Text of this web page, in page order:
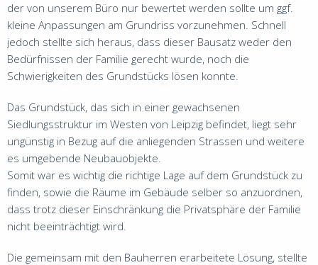
der von unserem Büro nur bewertet werden sollte um ggf.
kleine Anpassungen am Grundriss vorzunehmen. Schnell
jedoch stellte sich heraus, dass dieser Bausatz weder den
Bedürfnissen der Familie gerecht wurde, noch die
Schwierigkeiten des Grundstücks lösen konnte.
Das Grundstück, das sich in einer gewachsenen
Siedlungsstruktur im Westen von Leipzig befindet, liegt sehr
ungünstig in Bezug auf die anliegenden Strassen und weitere
es umgebende Neubauobjekte.
Somit war es wichtig die richtige Lage auf dem Grundstück zu
finden, sowie die Räume im Gebäude selber so anzuordnen,
dass trotz dieser Einschränkung die Privatsphäre der Familie
nicht beeinträchtigt wird.
Die gemeinsam mit den Bauherren erarbeitete Lösung, stellte